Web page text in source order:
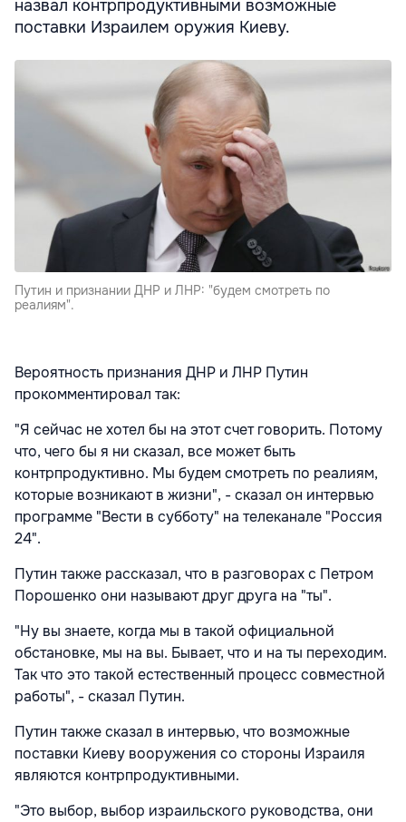
назвал контрпродуктивными возможные
поставки Израилем оружия Киеву.
Путин и признании ДНР и ЛНР: "будем смотреть по
реалиям".
Вероятность признания ДНР и ЛНР Путин
прокомментировал так:
"Я сейчас не хотел бы на этот счет говорить. Потому
что, чего бы я ни сказал, все может быть
контрпродуктивно. Мы будем смотреть по реалиям,
которые возникают в жизни", - сказал он интервью
программе "Вести в субботу" на телеканале "Россия
24".
Путин также рассказал, что в разговорах с Петром
Порошенко они называют друг друга на "ты".
"Ну вы знаете, когда мы в такой официальной
обстановке, мы на вы. Бывает, что и на ты переходим.
Так что это такой естественный процесс совместной
работы", - сказал Путин.
Путин также сказал в интервью, что возможные
поставки Киеву вооружения со стороны Израиля
являются контрпродуктивными.
"Это выбор, выбор израильского руководства, они